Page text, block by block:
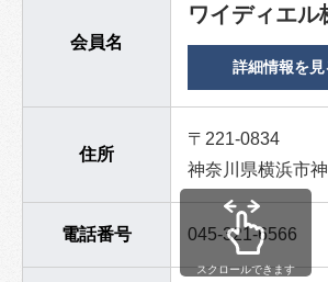
会員名
ワイディエル
詳細情報を見
住所
〒221-0834
神奈川県横浜市
電話番号 045-321-6566
スクロールできます